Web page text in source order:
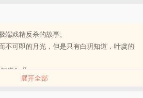
端戏精反杀的故事。
不可即的月光，但是只有白玥知道，叶虞的
道1v几
展开全部